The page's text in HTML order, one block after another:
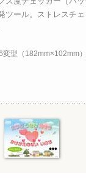
ツール。ストレスチ
変型（182mm×102mm